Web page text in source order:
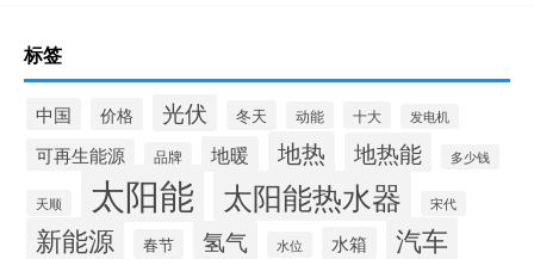
标签
中国 价格 光伏 冬天 动能 十大 发电机
可再生能源 品牌 地暖 地热 地热能 多少钱
天顺 太阳能 太阳能热水器 宋代
新能源 春节 氢气 水位 水箱 汽车